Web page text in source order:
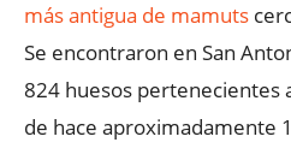
más antigua de mamuts
Se encontraron en San
824 huesos pertenecientes
de hace aproximadamente